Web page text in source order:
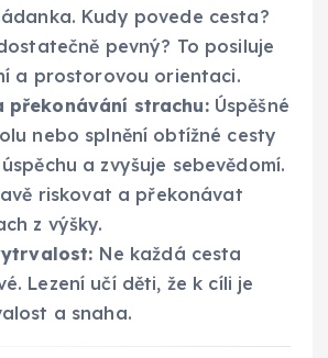
Kudy povede cesta?
pevný? To posiluje
a prostorovou orientaci.
překonávání strachu:Úspěšné
nebo splnění obtížné cesty
a zvyšuje sebevědomí.
riskovat a překonávat
z výšky.
Ne každá cesta
Lezení učí děti, že k cíli je
a snaha.